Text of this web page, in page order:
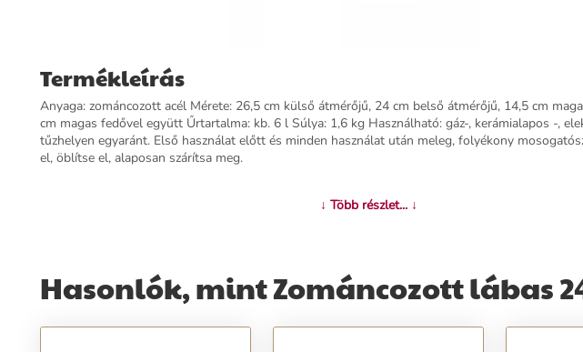
Termékleírás
Anyaga: zománcozott acél Mérete: 26,5 cm külső átmérőjű, 24 cm belső átmérőjű, 14,5 cm
cm magas fedővel együtt Űrtartalma: kb. 6 l Súlya: 1,6 kg Használható: gáz-, kerámialapos -,
tűzhelyen egyaránt. Első használat előtt és minden használat után meleg, folyékony
el, öblítse el, alaposan szárítsa meg.
↓ Több részlet... ↓
Hasonlók, mint Zománcozott lábas